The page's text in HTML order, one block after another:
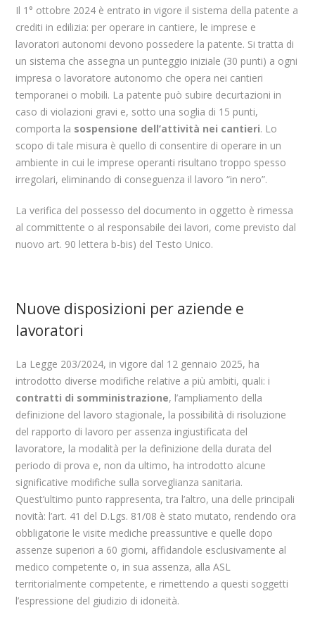
Il 1° ottobre 2024 è entrato in vigore il sistema della patente a
crediti in edilizia: per operare in cantiere, le imprese e
lavoratori autonomi devono possedere la patente. Si tratta di
un sistema che assegna un punteggio iniziale (30 punti) a ogni
impresa o lavoratore autonomo che opera nei cantieri
temporanei o mobili. La patente può subire decurtazioni in
caso di violazioni gravi e, sotto una soglia di 15 punti,
comporta la sospensione dell’attività nei cantieri. Lo
scopo di tale misura è quello di consentire di operare in un
ambiente in cui le imprese operanti risultano troppo spesso
irregolari, eliminando di conseguenza il lavoro “in nero”.
La verifica del possesso del documento in oggetto è rimessa
al committente o al responsabile dei lavori, come previsto dal
nuovo art. 90 lettera b-bis) del Testo Unico.
Nuove disposizioni per aziende e
lavoratori
La Legge 203/2024, in vigore dal 12 gennaio 2025, ha
introdotto diverse modifiche relative a più ambiti, quali: i
contratti di somministrazione, l’ampliamento della
definizione del lavoro stagionale, la possibilità di risoluzione
del rapporto di lavoro per assenza ingiustificata del
lavoratore, la modalità per la definizione della durata del
periodo di prova e, non da ultimo, ha introdotto alcune
significative modifiche sulla sorveglianza sanitaria.
Quest’ultimo punto rappresenta, tra l’altro, una delle principali
novità: l’art. 41 del D.Lgs. 81/08 è stato mutato, rendendo ora
obbligatorie le visite mediche preassuntive e quelle dopo
assenze superiori a 60 giorni, affidandole esclusivamente al
medico competente o, in sua assenza, alla ASL
territorialmente competente, e rimettendo a questi soggetti
l’espressione del giudizio di idoneità.